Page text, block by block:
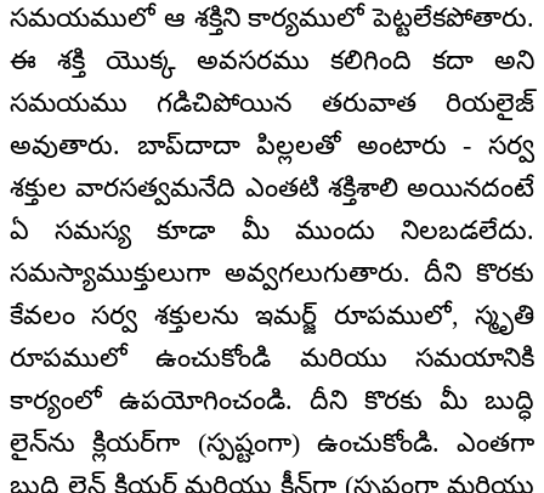
సమయములో ఆ శక్తిని కార్యములో పెట్టలేకపోతారు.
ఈ శక్తి యొక్క అవసరము కలిగింది కదా అని
సమయము గడిచిపోయిన తరువాత రియలైజ్
అవుతారు. బాప్‌దాదా పిల్లలతో అంటారు - సర్వ
శక్తుల వారసత్వమనేది ఎంతటి శక్తిశాలి అయినదంటే
ఏ సమస్య కూడా మీ ముందు నిలబడలేదు.
సమస్యాముక్తులుగా అవ్వగలుగుతారు. దీని కొరకు
కేవలం సర్వ శక్తులను ఇమర్జ్ రూపములో, స్మృతి
రూపములో ఉంచుకోండి మరియు సమయానికి
కార్యంలో ఉపయోగించండి. దీని కొరకు మీ బుద్ధి
లైన్‌ను క్లియర్‌గా (స్పష్టంగా) ఉంచుకోండి. ఎంతగా
బుద్ధి లైన్ క్లియర్ మరియు క్లీన్‌గా (స్పష్టంగా మరియు